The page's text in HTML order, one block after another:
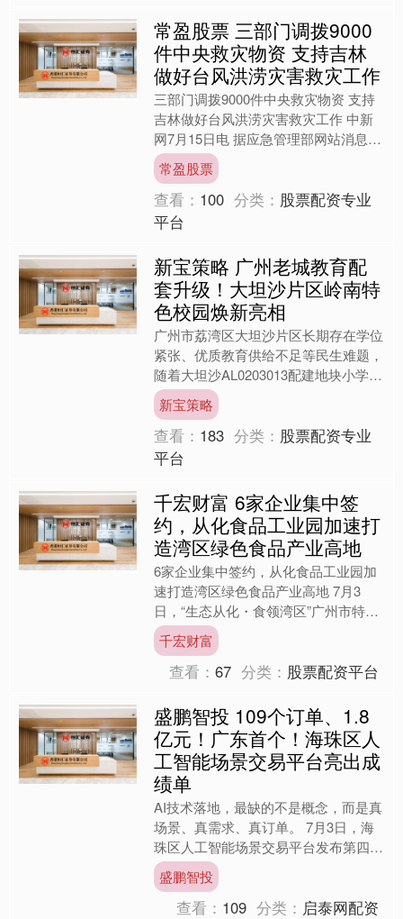
常盈股票 三部门调拨9000
件中央救灾物资 支持吉林
做好台风洪涝灾害救灾工作
三部门调拨9000件中央救灾物资 支持
吉林做好台风洪涝灾害救灾工作 中新
网7月15日电 据应急管理部网站消息，
7月15日，国家防灾减灾救灾委员会办
公室、应急管理....
常盈股票
查看： 100 分类： 股票配资专业
平台
新宝策略 广州老城教育配
套升级！大坦沙片区岭南特
色校园焕新亮相
广州市荔湾区大坦沙片区长期存在学位
紧张、优质教育供给不足等民生难题，
随着大坦沙AL0203013配建地块小学完
成规划报建并已部分完成建设，不久的
未来将全面建成并....
新宝策略
查看： 183 分类： 股票配资专业
平台
千宏财富 6家企业集中签
约，从化食品工业园加速打
造湾区绿色食品产业高地
6家企业集中签约，从化食品工业园加
速打造湾区绿色食品产业高地 7月3
日，“生态从化・食领湾区”广州市特色
标杆工业园（从化・食品工业）招商推
介大会在从化区食品工业....
千宏财富
查看：67 分类： 股票配资平台
盛鹏智投 109个订单、1.8
亿元！广东首个！海珠区人
工智能场景交易平台亮出成
绩单
AI技术落地，最缺的不是概念，而是真
场景、真需求、真订单。 7月3日，海
珠区人工智能场景交易平台发布第四批
场景订单35个，意向合作金额达1.49亿
元。至此，该平....
盛鹏智投
查看： 109 分类： 启泰网配资